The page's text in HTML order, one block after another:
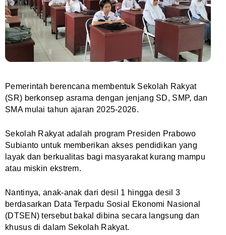
Pemerintah berencana membentuk Sekolah Rakyat
(SR) berkonsep asrama dengan jenjang SD, SMP, dan
SMA mulai tahun ajaran 2025-2026.
Sekolah Rakyat adalah program Presiden Prabowo
Subianto untuk memberikan akses pendidikan yang
layak dan berkualitas bagi masyarakat kurang mampu
atau miskin ekstrem.
Nantinya, anak-anak dari desil 1 hingga desil 3
berdasarkan Data Terpadu Sosial Ekonomi Nasional
(DTSEN) tersebut bakal dibina secara langsung dan
khusus di dalam Sekolah Rakyat.